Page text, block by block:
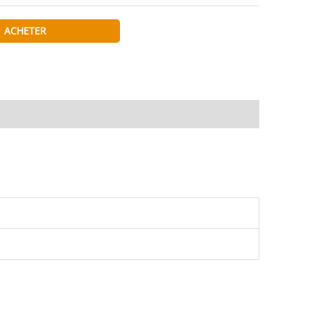
ACHETER